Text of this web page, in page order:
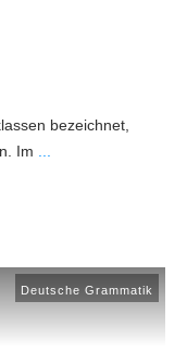
bezeichnet,
Im
Deutsche Grammatik